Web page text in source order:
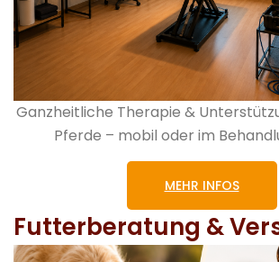
Ganzheitliche Therapie &
Pferde – mobil oder im
MEHR INFOS
Futterberatung &